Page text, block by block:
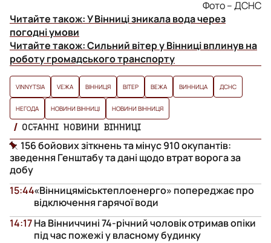
Фото – ДСНС
Читайте також:У Вінниці зникала вода через
погодні умови
Читайте також:Сильний вітер у Вінниці вплинув на
роботу громадського транспорту
VINNYTSIA VЕЖА ВІННИЦЯ ВІТЕР ВЕЖА ВИННИЦА ДСНС
НЕГОДА НОВИНИ ВІННИЦІ НОВИНИ ВІННИЦЯ
ОСТАННІ НОВИНИ ВІННИЦІ
156 бойових зіткнень та мінус 910 окупантів:
зведення Генштабу та дані щодо втрат ворога за
добу
«Вінницяміськтеплоенерго» попереджає про
відключення гарячої води
15:44
На Вінниччині 74-річний чоловік отримав опіки
під час пожежі у власному будинку
14:17